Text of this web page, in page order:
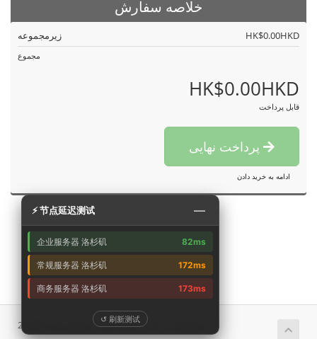
خلاصه سفارش
زیرمجموعه HK$0.00HKD
مجموع
HK$0.00HKD
قابل پرداخت
ادامه به خرید دادن
⚡ 节点延迟测试 —
企业服务器 洛杉矶 82ms
常规服务器 洛杉矶 172ms
商务服务器 洛杉矶 173ms
↺ 刷新测试